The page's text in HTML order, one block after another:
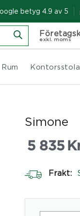
betyg 4.9 av 5
exkl. moms
Simone
5 835
Frakt: